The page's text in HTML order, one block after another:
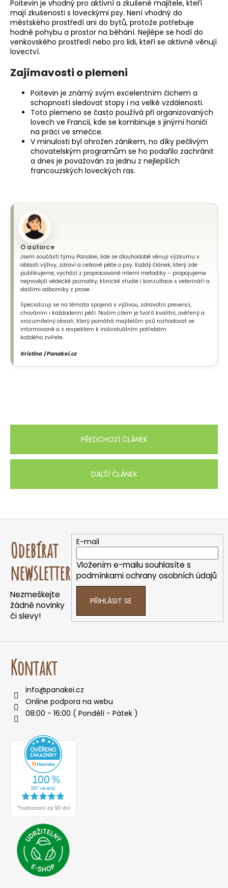
Poitevin je vhodný pro aktivní a zkušené majitele, kteří
mají zkušenosti s loveckými psy. Není vhodný do
městského prostředí ani do bytů, protože potřebuje
hodně pohybu a prostor na běhání. Nejlépe se hodí do
venkovského prostředí nebo pro lidi, kteří se aktivně věnují
lovectví.
Zajímavosti o plemeni
Poitevin je známý svým excelentním čichem a
schopností sledovat stopy i na velké vzdálenosti.
Toto plemeno se často používá při organizovaných
lovech ve Francii, kde se kombinuje s jinými honiči
na práci ve smečce.
V minulosti byl ohrožen zánikem, no díky pečlivým
chovatelským programům se ho podařilo zachránit
a dnes je považován za jednu z nejlepších
francouzských loveckých ras.
O autorce
Jsem součástí týmu Panakei, kde se dlouhodobě věnuji výzkumu v
oblasti výživy, zdraví a celkové péče o psy. Každý článek, který zde
publikujeme, vychází z propracované interní metodiky – propojujeme
nejnovější vědecké poznatky, klinické studie i konzultace s veterináři a
dalšími odborníky z praxe.
Specializuji se na témata spojená s výživou, zdravotní prevencí,
chováním i každodenní péčí. Naším cílem je tvořit kvalitní, ověřený a
srozumitelný obsah, který pomáhá majitelům psů rozhodovat se
informovaně a s respektem k individuálním potřebám
každého zvířete.
Kristína | Panakei.cz
PŘEDCHOZÍ ČLÁNEK
DALŠÍ ČLÁNEK
Odebírat
newsletter
Nezmeškejte
žádné novinky
či slevy!
E-mail
Vložením e-mailu souhlasíte s
podmínkami ochrany osobních údajů
PŘIHLÁSIT SE
Kontakt
info@panakei.cz
Online podpora na webu
08:00 - 16:00 ( Pondělí - Pátek )